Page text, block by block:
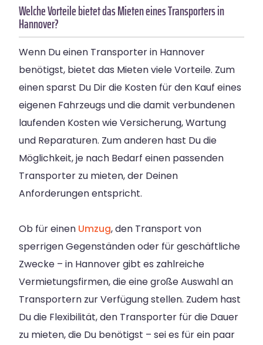
Welche Vorteile bietet das Mieten eines Transporters in
Hannover?
Wenn Du einen Transporter in Hannover
benötigst, bietet das Mieten viele Vorteile. Zum
einen sparst Du Dir die Kosten für den Kauf eines
eigenen Fahrzeugs und die damit verbundenen
laufenden Kosten wie Versicherung, Wartung
und Reparaturen. Zum anderen hast Du die
Möglichkeit, je nach Bedarf einen passenden
Transporter zu mieten, der Deinen
Anforderungen entspricht.
Ob für einen Umzug, den Transport von
sperrigen Gegenständen oder für geschäftliche
Zwecke – in Hannover gibt es zahlreiche
Vermietungsfirmen, die eine große Auswahl an
Transportern zur Verfügung stellen. Zudem hast
Du die Flexibilität, den Transporter für die Dauer
zu mieten, die Du benötigst – sei es für ein paar